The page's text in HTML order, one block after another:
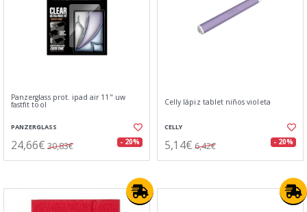
Panzerglass prot. ipad air 11" uw
fastfit tool
PANZERGLASS
24,66€ 30,83€ - 20%
Celly lápiz tablet niños violeta
CELLY
5,14€ 6,42€ - 20%